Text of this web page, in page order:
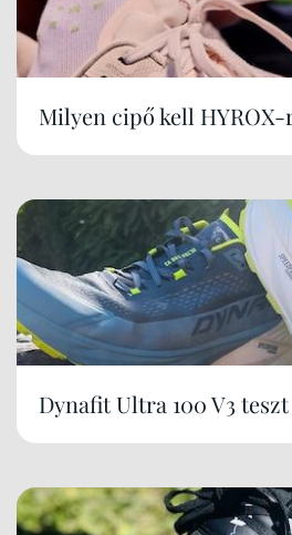
Milyen cipő kell HYROX-
Dynafit Ultra 100 V3 teszt